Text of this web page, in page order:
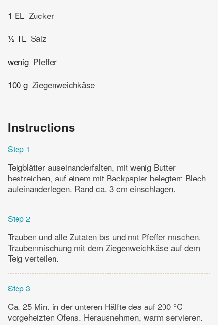
1 EL Zucker
½ TL Salz
wenig Pfeffer
100 g Ziegenweichkäse
Instructions
Step 1
Teigblätter auseinanderfalten, mit wenig Butter
bestreichen, auf einem mit Backpapier belegtem Blech
aufeinanderlegen. Rand ca. 3 cm einschlagen.
Step 2
Trauben und alle Zutaten bis und mit Pfeffer mischen.
Traubenmischung mit dem Ziegenweichkäse auf dem
Teig verteilen.
Step 3
Ca. 25 Min. in der unteren Hälfte des auf 200 °C
vorgeheizten Ofens. Herausnehmen, warm servieren.